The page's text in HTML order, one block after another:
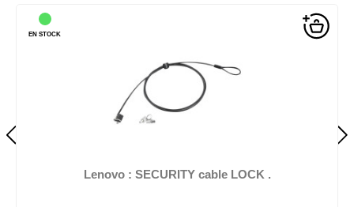
Lenovo : SECURITY cable LOCK .
EN STOCK